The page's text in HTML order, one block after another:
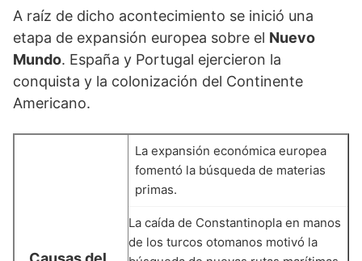
A raíz de dicho acontecimiento se inició una
etapa de expansión europea sobre el Nuevo
Mundo. España y Portugal ejercieron la
conquista y la colonización del Continente
Americano.
La expansión económica europea
fomentó la búsqueda de materias
primas.
La caída de Constantinopla en manos
de los turcos otomanos motivó la